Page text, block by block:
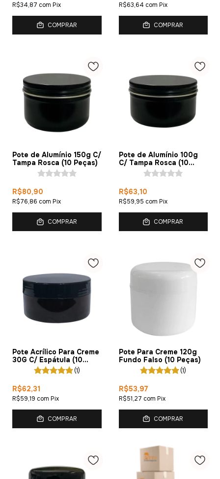
R$34,87 com Pix
COMPRAR
R$63,64 com Pix
COMPRAR
Pote de Alumínio 150g C/
Tampa Rosca (10 Peças)
R$80,90
R$76,86 com Pix
COMPRAR
Pote de Alumínio 100g
C/ Tampa Rosca (10
R$63,10
R$59,95 com Pix
COMPRAR
Pote Acrílico Para Creme
30G C/ Espátula (10
Peças)
(1)
R$62,31
R$59,19 com Pix
COMPRAR
Pote Para Creme 120g
Fundo Falso (10 Peças)
(1)
R$53,97
R$51,27 com Pix
COMPRAR